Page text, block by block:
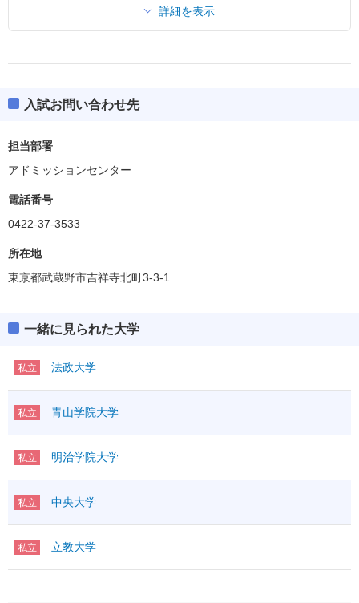
詳細を表示
入試お問い合わせ先
担当部署
アドミッションセンター
電話番号
0422-37-3533
所在地
東京都武蔵野市吉祥寺北町3-3-1
一緒に見られた大学
私立 法政大学
私立 青山学院大学
私立 明治学院大学
私立 中央大学
私立 立教大学